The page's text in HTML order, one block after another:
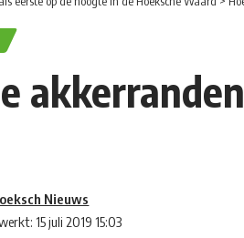
15 juli 2019 15:03
Nieuws